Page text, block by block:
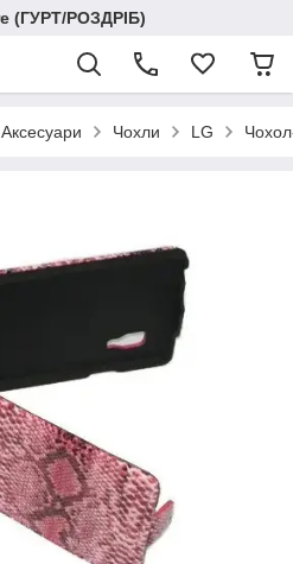
(ГУРТ/РОЗДРІБ)
Аксесуари Чохли LG